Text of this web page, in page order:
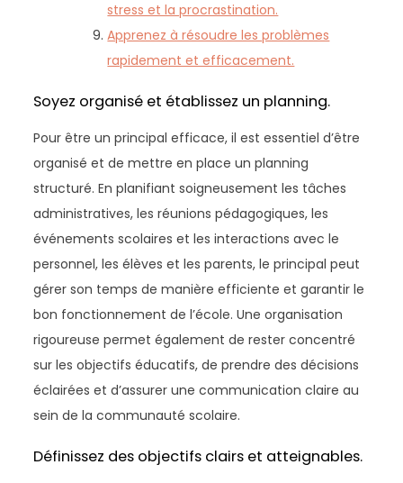
stress et la procrastination.
Apprenez à résoudre les problèmes
rapidement et efficacement.
Soyez organisé et établissez un planning.
Pour être un principal efficace, il est essentiel d’être
organisé et de mettre en place un planning
structuré. En planifiant soigneusement les tâches
administratives, les réunions pédagogiques, les
événements scolaires et les interactions avec le
personnel, les élèves et les parents, le principal peut
gérer son temps de manière efficiente et garantir le
bon fonctionnement de l’école. Une organisation
rigoureuse permet également de rester concentré
sur les objectifs éducatifs, de prendre des décisions
éclairées et d’assurer une communication claire au
sein de la communauté scolaire.
Définissez des objectifs clairs et atteignables.